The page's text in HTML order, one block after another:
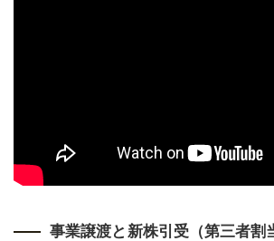
事業譲渡と新株引受（第三者割